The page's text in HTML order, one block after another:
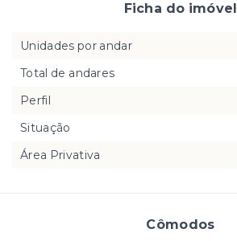
Cômodos
Ficha do imóvel
Unidades por andar
Total de andares
Perfil
Situação
Área Privativa